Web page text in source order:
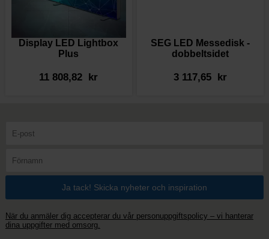
Display LED Lightbox
Plus
11 808,82 kr
SEG LED Messedisk -
dobbeltsidet
3 117,65 kr
När du anmäler dig accepterar du vår personuppgiftspolicy – vi hanterar
dina uppgifter med omsorg.